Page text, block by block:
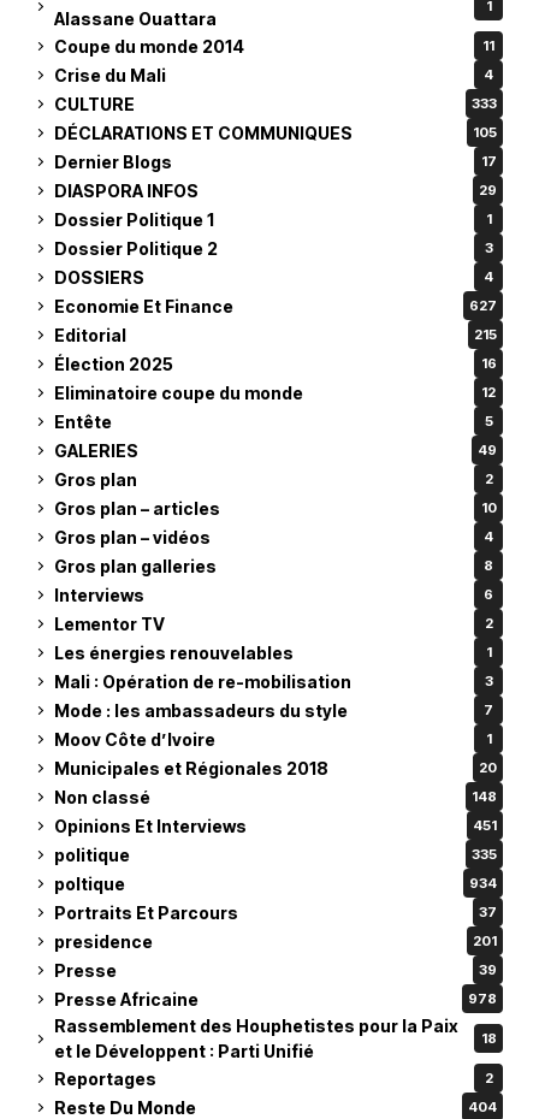
Alassane Ouattara
1
Coupe du monde 2014 11
Crise du Mali 4
CULTURE 333
DÉCLARATIONS ET COMMUNIQUES 105
Dernier Blogs 17
DIASPORA INFOS 29
Dossier Politique 1 1
Dossier Politique 2 3
DOSSIERS 4
Economie Et Finance 627
Editorial 215
Élection 2025 16
Eliminatoire coupe du monde 12
Entête 5
GALERIES 49
Gros plan 2
Gros plan – articles 10
Gros plan – vidéos 4
Gros plan galleries 8
Interviews 6
Lementor TV 2
Les énergies renouvelables 1
Mali : Opération de re-mobilisation 3
Mode : les ambassadeurs du style 7
Moov Côte d’Ivoire 1
Municipales et Régionales 2018 20
Non classé 148
Opinions Et Interviews 451
politique 335
poltique 934
Portraits Et Parcours 37
presidence 201
Presse 39
Presse Africaine 978
Rassemblement des Houphetistes pour la Paix
et le Développent : Parti Unifié
18
Reportages 2
Reste Du Monde 404